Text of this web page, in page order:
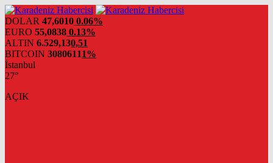
DOLAR 47,6010 0.06%
EURO 55,0838 0.13%
ALTIN 6.529,130,51
BITCOIN 30806111%
İstanbul
27°
AÇIK